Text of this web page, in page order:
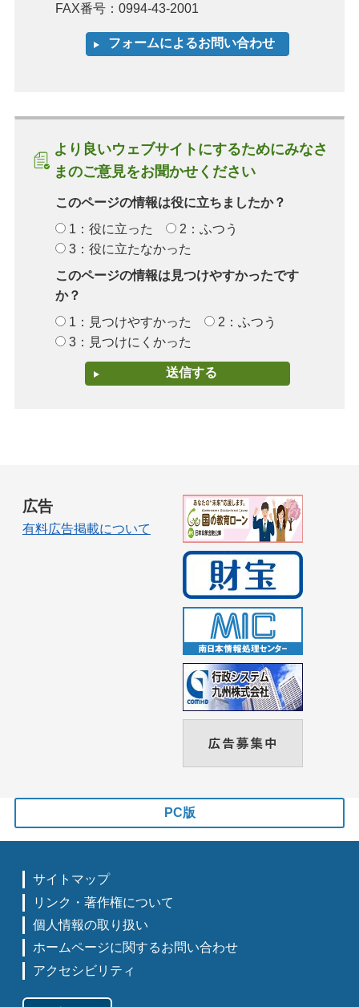
FAX番号：0994-43-2001
より良いウェブサイトにするためにみなさ
まのご意見をお聞かせください
このページの情報は役に立ちましたか？
1：役に立った
2：ふつう
3：役に立たなかった
このページの情報は見つけやすかったです
か？
1：見つけやすかった
2：ふつう
3：見つけにくかった
広告
有料広告掲載について
PC版
サイトマップ
リンク・著作権について
個人情報の取り扱い
ホームページに関するお問い合わせ
アクセシビリティ